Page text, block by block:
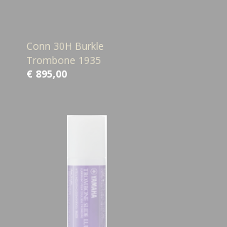
Conn 30H Burkle
Trombone 1935
€ 895,00